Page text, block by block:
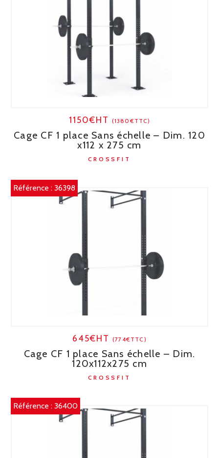
1150€HT (1380€TTC)
Cage CF 1 place Sans échelle – Dim. 120
x112 x 275 cm
CROSSFIT
Référence :36398
645€HT(774€TTC)
Cage CF 1 place Sans échelle – Dim.
120x112x275 cm
CROSSFIT
Référence :36400